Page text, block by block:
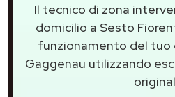
Il tecnico di zona
domicilio a Sesto
funzionamento del
Gaggenau utilizzando